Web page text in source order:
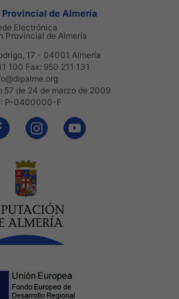
de Almería
Electrónica
Provincial de Almería
17 - 04001 Almería
100 Fax: 950 211 131
57 de 24 de marzo de 2009
P-0400000-F